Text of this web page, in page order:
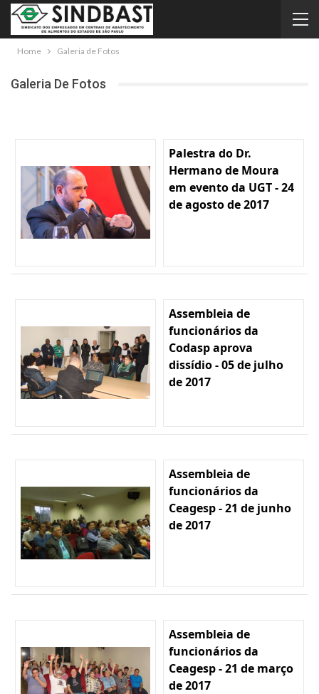
Home Galeria de Fotos
Galeria De Fotos
Palestra do Dr.
Hermano de Moura
em evento da UGT - 24
de agosto de 2017
Assembleia de
funcionários da
Codasp aprova
dissídio - 05 de julho
de 2017
Assembleia de
funcionários da
Ceagesp - 21 de junho
de 2017
Assembleia de
funcionários da
Ceagesp - 21 de março
de 2017